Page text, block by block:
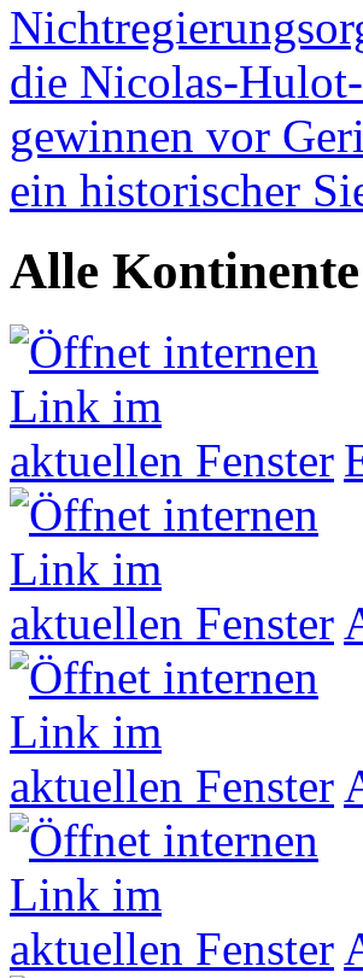
die Nicolas-
gewinnen vor
ein historischer
Alle